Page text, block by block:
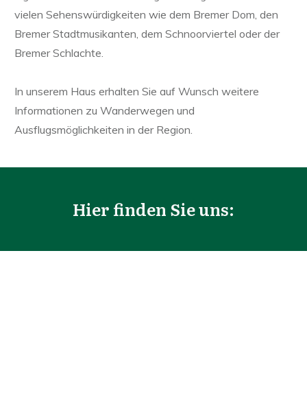
vielen Sehenswürdigkeiten wie dem Bremer Dom, den
Bremer Stadtmusikanten, dem Schnoorviertel oder der
Bremer Schlachte.
In unserem Haus erhalten Sie auf Wunsch weitere
Informationen zu Wanderwegen und
Ausflugsmöglichkeiten in der Region.
Hier finden Sie uns: